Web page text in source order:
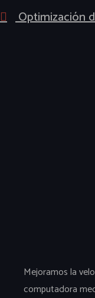
Optimización
Mejoramos la
computadora